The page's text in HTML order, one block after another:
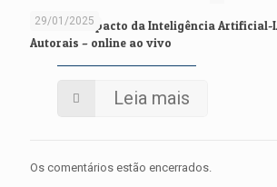
29/01/2025
Curso: O Impacto da Inteligência Artificial-
Autorais – online ao vivo
Leia mais
Os comentários estão encerrados.